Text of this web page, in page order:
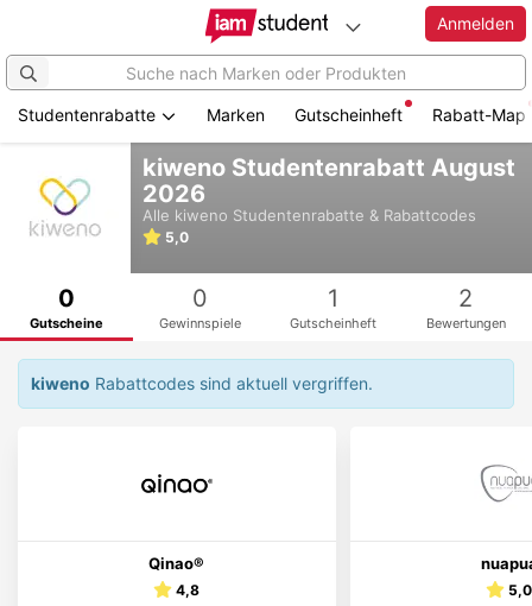
Hauptinhalt
springen
Anmelden
Studentenrabatte Marken Gutscheinheft Rabatt-Map
kiweno Studentenrabatt August
2026
Alle kiweno Studentenrabatte & Rabattcodes
5,0
0
Gutscheine
0
Gewinnspiele
1
Gutscheinheft
2
Bewertungen
kiweno Rabattcodes sind aktuell vergriffen.
Qinao®
4,8 5,0